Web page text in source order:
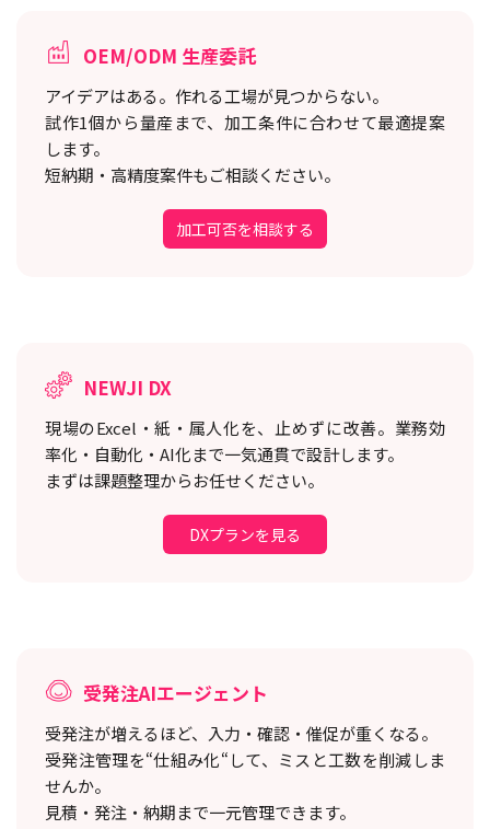
OEM/ODM 生産委託
アイデアはある。作れる工場が見つからない。
試作1個から量産まで、加工条件に合わせて最適提案
します。
短納期・高精度案件もご相談ください。
加工可否を相談する
NEWJI DX
現場のExcel・紙・属人化を、止めずに改善。 業務効
率化・自動化・AI化まで一気通貫で設計します。
まずは課題整理からお任せください。
DXプランを見る
受発注AIエージェント
受発注が増えるほど、入力・確認・催促が重くなる。
受発注管理を“仕組み化“して、ミスと工数を削減しま
せんか。
見積・発注・納期まで一元管理できます。